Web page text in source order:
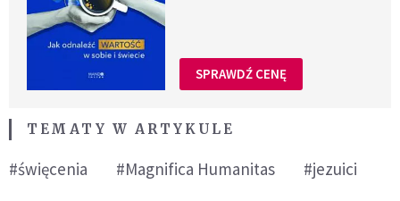
SPRAWDŹ CENĘ
TEMATY W ARTYKULE
#święcenia #Magnifica Humanitas #jezuici